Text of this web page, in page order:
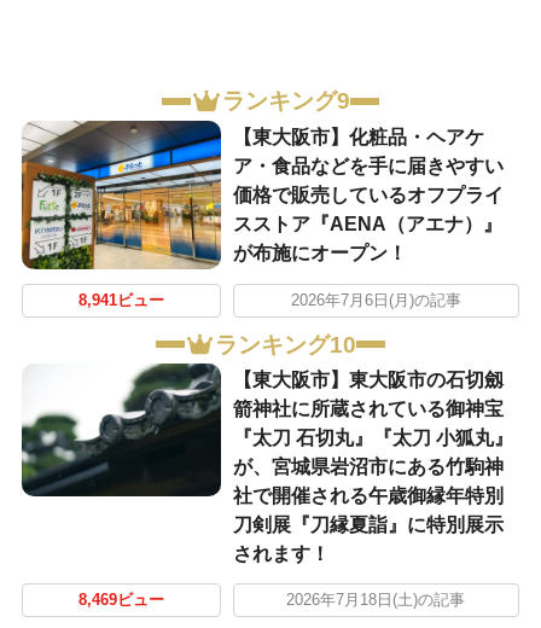
ランキング9
【東大阪市】化粧品・ヘアケ
ア・食品などを手に届きやすい
価格で販売しているオフプライ
スストア『AENA（アエナ）』
が布施にオープン！
8,941ビュー 2026年7月6日(月)の記事
ランキング10
【東大阪市】東大阪市の石切劔
箭神社に所蔵されている御神宝
『太刀 石切丸』『太刀 小狐丸』
が、宮城県岩沼市にある竹駒神
社で開催される午歳御縁年特別
刀剣展『刀縁夏詣』に特別展示
されます！
8,469ビュー 2026年7月18日(土)の記事